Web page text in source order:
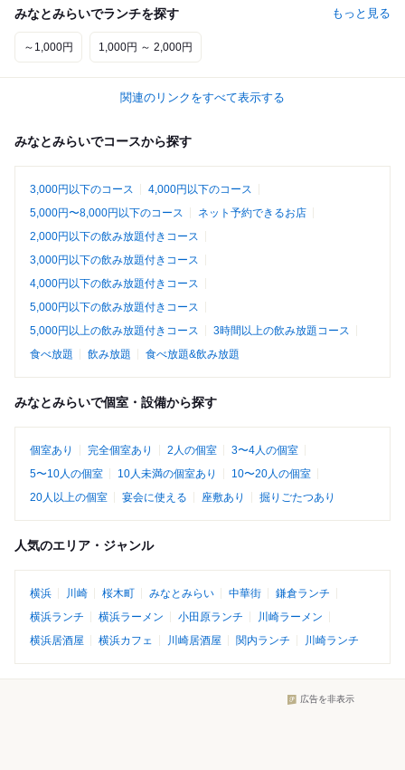
みなとみらいでランチを探す もっと見る
～1,000円 1,000円 ～ 2,000円
関連のリンクをすべて表示する
みなとみらいでコースから探す
3,000円以下のコース
4,000円以下のコース
5,000円〜8,000円以下のコース
ネット予約できるお店
2,000円以下の飲み放題付きコース
3,000円以下の飲み放題付きコース
4,000円以下の飲み放題付きコース
5,000円以下の飲み放題付きコース
5,000円以上の飲み放題付きコース
3時間以上の飲み放題コース
食べ放題
飲み放題 食べ放題&飲み放題
みなとみらいで個室・設備から探す
個室あり 完全個室あり 2人の個室
3〜4人の個室
5〜10人の個室
10人未満の個室あり
10〜20人の個室
20人以上の個室
宴会に使える 座敷あり 掘りごたつあり
人気のエリア・ジャンル
横浜 川崎 桜木町 みなとみらい 中華街
鎌倉ランチ
横浜ランチ
横浜ラーメン 小田原ランチ
川崎ラーメン
横浜居酒屋
横浜カフェ 川崎居酒屋 関内ランチ 川崎ランチ
広告を非表示